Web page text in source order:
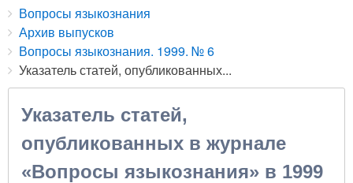
Breadcrumbs
You
are
here:
Вопросы языкознания
Архив выпусков
Вопросы языкознания. 1999. № 6
Указатель статей, опубликованных...
Указатель статей,
опубликованных в журнале
«Вопросы языкознания» в 1999